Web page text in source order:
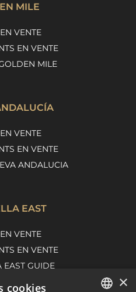
MILE
VENTE
EN VENTE
MILE
VENTE
EN VENTE
ANDALUCIA
EAST
VENTE
EN VENTE
EAST GUIDE
×
cookies